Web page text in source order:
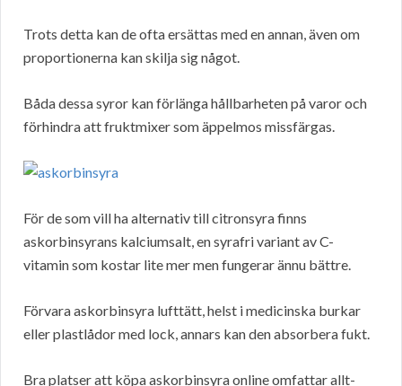
Trots detta kan de ofta ersättas med en annan, även om
proportionerna kan skilja sig något.
Båda dessa syror kan förlänga hållbarheten på varor och
förhindra att fruktmixer som äppelmos missfärgas.
För de som vill ha alternativ till citronsyra finns
askorbinsyrans kalciumsalt, en syrafri variant av C-
vitamin som kostar lite mer men fungerar ännu bättre.
Förvara askorbinsyra lufttätt, helst i medicinska burkar
eller plastlådor med lock, annars kan den absorbera fukt.
Bra platser att köpa askorbinsyra online omfattar allt-